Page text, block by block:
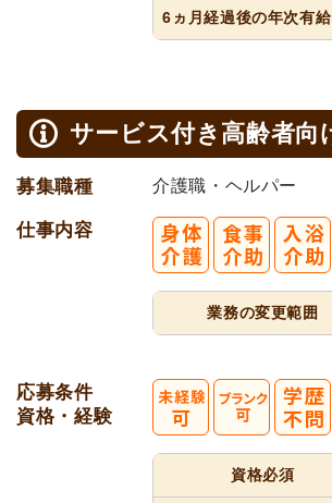
6ヵ月経過後の年次有
サービス付き高齢者向
募集職種 介護職・ヘルパー
仕事内容
業務の変更範囲
応募条件
資格・経験
資格必須